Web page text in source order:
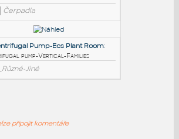
Room Detail
water and Pool Pump Room Layout
Čerpadla
Čerpadla
připojit komentáře